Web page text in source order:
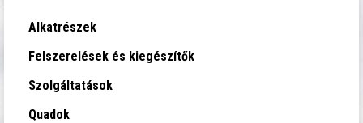
Alkatrészek
Felszerelések és kiegészítők
Szolgáltatások
Quadok